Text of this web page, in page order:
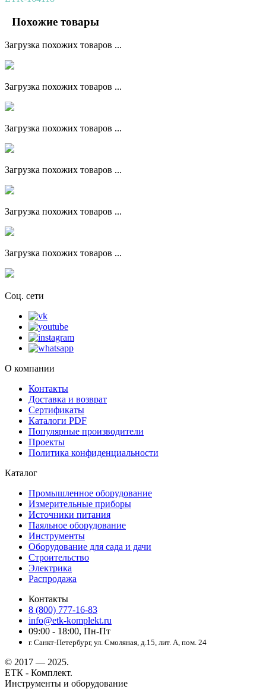
Похожие товары
Загрузка похожих товаров ...
Загрузка похожих товаров ...
Загрузка похожих товаров ...
Загрузка похожих товаров ...
Загрузка похожих товаров ...
Загрузка похожих товаров ...
Соц. сети
О компании
Контакты
Доставка и возврат
Сертификаты
Каталоги PDF
Популярные производители
Проекты
Политика конфиденциальности
Каталог
Промышленное оборудование
Измерительные приборы
Источники питания
Паяльное оборудование
Инструменты
Оборудование для сада и дачи
Строительство
Электрика
Распродажа
Контакты
8 (800) 777-16-83
info@etk-komplekt.ru
09:00 - 18:00, Пн-Пт
г. Санкт-Петербург, ул. Смоляная, д.15, лит. А, пом. 24
© 2017 — 2025.
ЕТК - Комплект.
Инструменты и оборудование